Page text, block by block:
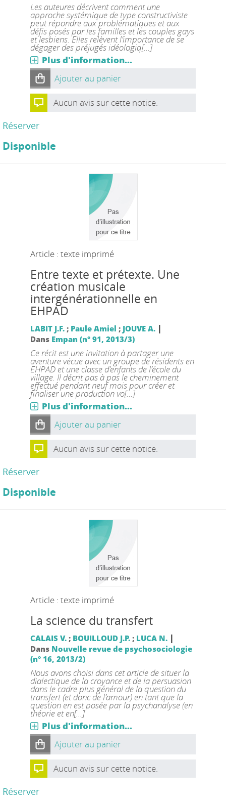
Les auteures décrivent comment une
approche systémique de type constructiviste
peut répondre aux problématiques et aux
défis posés par les familles et les couples gays
et lesbiens. Elles relèvent l’importance de se
dégager des préjugés idéologiq[...]
Plus d'information...
Ajouter au panier
Aucun avis sur cette notice.
Réserver
Disponible
Article : texte imprimé
Entre texte et prétexte. Une
création musicale
intergénérationnelle en
EHPAD
LABIT J.F.; Paule Amiel ; JOUVE A. |
Dans Empan (n° 91, 2013/3)
Ce récit est une invitation à partager une
aventure vécue avec un groupe de résidents en
EHPAD et une classe d’enfants de l’école du
village. Il décrit pas à pas le cheminement
effectué pendant neuf mois pour créer et
finaliser une production vo[...]
Plus d'information...
Ajouter au panier
Aucun avis sur cette notice.
Réserver
Disponible
Article : texte imprimé
La science du transfert
CALAIS V.; BOUILLOUD J.P.; LUCA N. |
Dans Nouvelle revue de psychosociologie
(n° 16, 2013/2)
Nous avons choisi dans cet article de situer la
dialectique de la croyance et de la persuasion
dans le cadre plus général de la question du
transfert (et donc de l’amour) en tant que la
question en est posée par la psychanalyse (en
théorie et en[...]
Plus d'information...
Ajouter au panier
Aucun avis sur cette notice.
Réserver